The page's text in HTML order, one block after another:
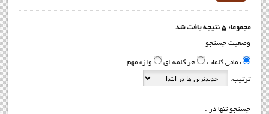
مجموعا: 5 نتیجه یافت شد
وضعیت جستجو
تمامی کلمات هر کلمه ای واژه مهم:
ترتیب:
جستجو تنها در :